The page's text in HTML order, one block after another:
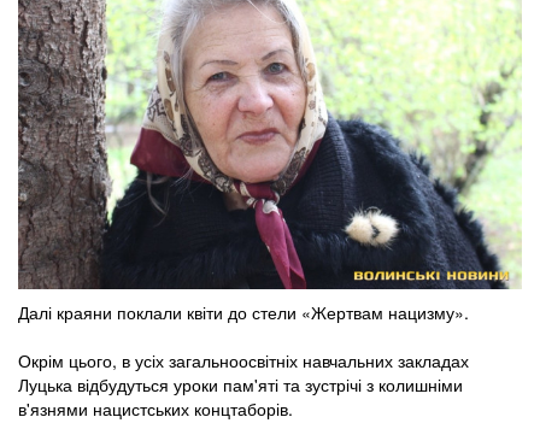
Далі краяни поклали квіти до стели «Жертвам нацизму».
Окрім цього, в усіх загальноосвітніх навчальних закладах
Луцька відбудуться уроки пам'яті та зустрічі з колишніми
в'язнями нацистських концтаборів.